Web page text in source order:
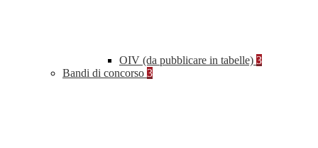
OIV (da pubblicare in tabelle) 3
Bandi di concorso 3